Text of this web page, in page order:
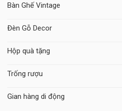
Bàn Ghế Vintage
Đèn Gỗ Decor
Hộp quà tặng
Trống rượu
Gian hàng di động